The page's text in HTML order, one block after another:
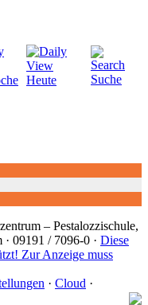
Heute Suche
– Pestalozzischule,
09191 / 7096-0 · Diese
Zur Anzeige muss
· Cloud ·